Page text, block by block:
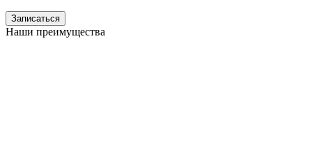
Записаться
Наши преимущества